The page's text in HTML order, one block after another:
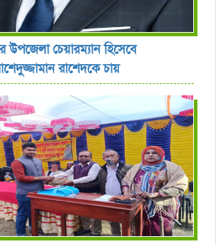
উপজেলা চেয়ারম্যান হিসেবে
রাশেদকে চায়